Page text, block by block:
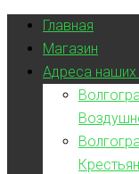
Главная
Магазин
Адреса наших